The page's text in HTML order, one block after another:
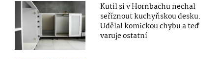
Kutil si v Hornbachu nechal
seříznout kuchyňskou desku.
Udělal komickou chybu a teď
varuje ostatní